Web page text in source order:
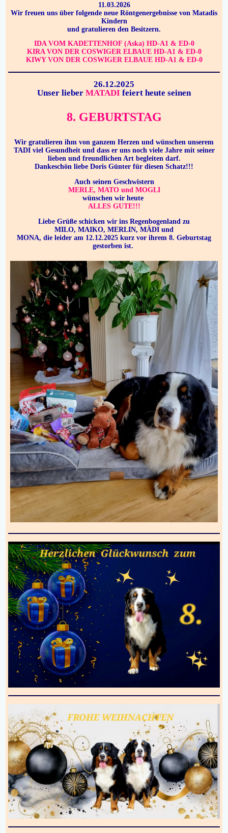
11.03.2026
Wir freuen uns über folgende neue Röntgenergebnisse von Matadis
Kindern
und gratulieren den Besitzern.
IDA VOM KADETTENHOF (Aska) HD-A1 & ED-0
KIRA VON DER COSWIGER ELBAUE HD-A1 & ED-0
KIWY VON DER COSWIGER ELBAUE HD-A1 & ED-0
26.12.2025
Unser lieber MATADI feiert heute seinen
8. GEBURTSTAG
Wir gratulieren ihm von ganzem Herzen und wünschen unserem
TADI viel Gesundheit und dass er uns noch viele Jahre mit seiner
lieben und freundlichen Art begleiten darf.
Dankeschön liebe Doris Günter für diesen Schatz!!!
Auch seinen Geschwistern
MERLE, MATO und MOGLI
wünschen wir heute
ALLES GUTE!!!
Liebe Grüße schicken wir ins Regenbogenland zu
MILO, MAIKO, MERLIN, MÄDI und
MONA, die leider am 12.12.2025 kurz vor ihrem 8. Geburtstag
gestorben ist.